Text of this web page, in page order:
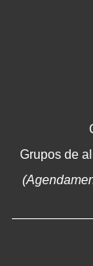
Grupos de